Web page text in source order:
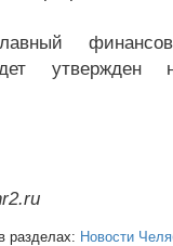
утвержден
разделах: Новости